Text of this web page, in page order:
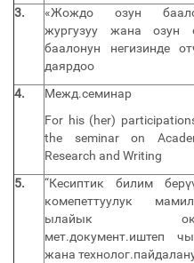
3.
«Жождо озун
жургузуу жана озун
баалонун негизинде
даярдоо
4.
Межд.семинар
For his (her)
the seminar on
Research and Writing
5.
“Кесиптик билим
комепеттуулук
ылайык
мет.документ.иштеп
жана